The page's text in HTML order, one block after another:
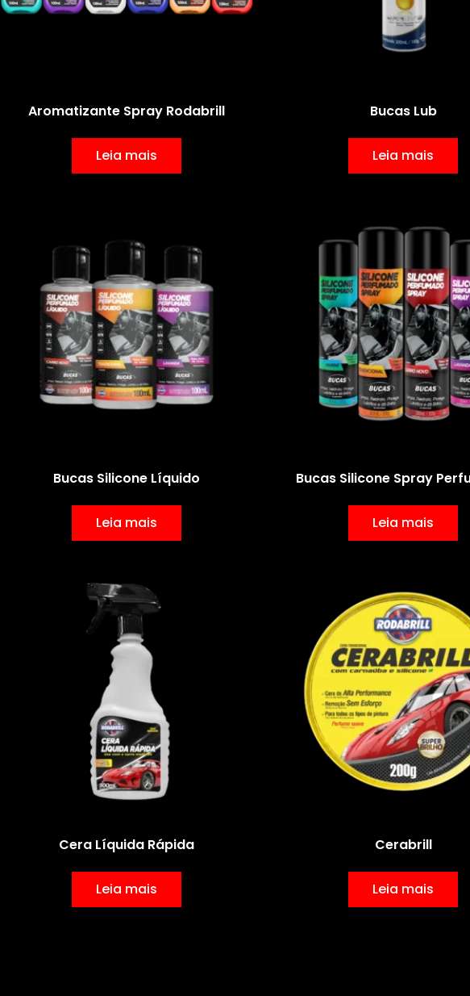
Aromatizante Spray Rodabrill
Leia mais
Bucas Lub
Leia mais
Bucas Silicone Líquido
Leia mais
Bucas Silicone Spray
Leia mais
Cera Líquida Rápida
Leia mais
Cerabrill
Leia mais